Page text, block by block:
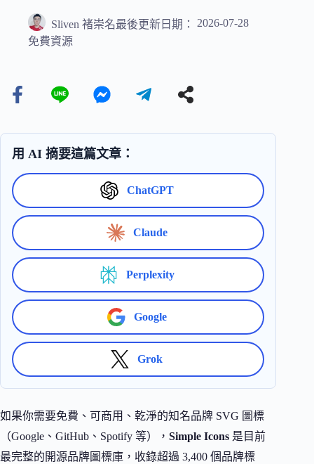
Sliven 褚崇名最後更新日期：
2026-07-28
免費資源
用 AI 摘要這篇文章：
ChatGPT
Claude
Perplexity
Google
Grok
如果你需要免費、可商用、乾淨的知名品牌 SVG 圖標
（Google、GitHub、Spotify 等）， Simple Icons 是目前
最完整的開源品牌圖標庫，收錄超過 3,400 個品牌標